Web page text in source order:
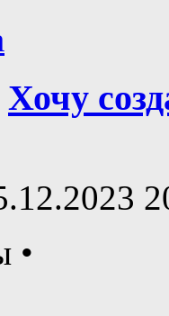
Хочу
•